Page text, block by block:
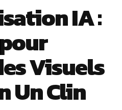
IA :
Visuels
Un Clin